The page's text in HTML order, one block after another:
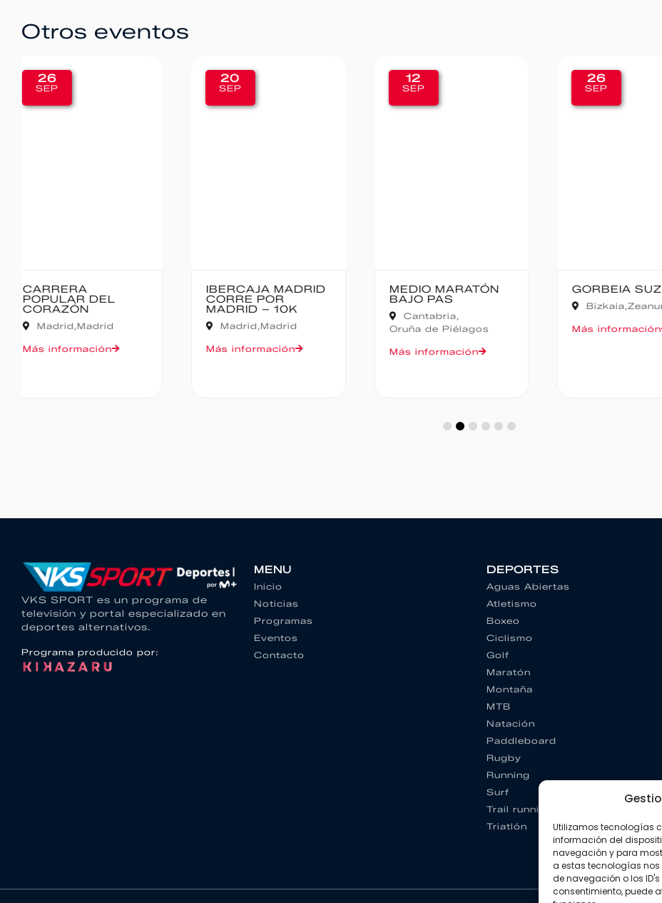
Utilizamos tecnologías
información del
navegación y para
a estas tecnologías
de navegación o los ID's
consentimiento, puede
Otros eventos
IBERCAJA MADRID
CORRE POR
MADRID – 10K
Madrid,Madrid
Más información
MEDIO MARATÓN
BAJO PAS
Cantabria,
Oruña de Piélagos
Más información
GORBEIA SUZIEN
Bizkaia,
Más información
FALDES
Alicante,
VKS SPORT es un programa de
televisión y portal especializado en
deportes alternativos.
Programa producido por:
MENU
Inicio
Noticias
Programas
Eventos
Contacto
DEPORTES
Aguas Abiertas
Atletismo
Boxeo
Ciclismo
Golf
Maratón
Montaña
MTB
Natación
Paddleboard
Rugby
Running
Surf
Trail running
Triatlón